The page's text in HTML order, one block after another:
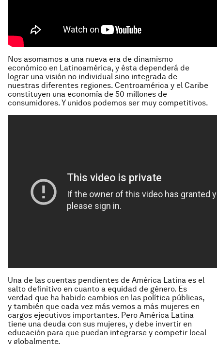
Nos asomamos a una nueva era de dinamismo
económico en Latinoamérica, y ésta dependerá de
lograr una visión no individual sino integrada de
nuestras diferentes regiones. Centroamérica y el Caribe
constituyen una economía de 50 millones de
consumidores. Y unidos podemos ser muy competitivos.
Una de las cuentas pendientes de América Latina es el
salto definitivo en cuanto a equidad de género. Es
verdad que ha habido cambios en las política públicas,
y también que cada vez más vemos a más mujeres en
cargos ejecutivos importantes. Pero América Latina
tiene una deuda con sus mujeres, y debe invertir en
educación para que puedan integrarse y competir local
y globalmente.